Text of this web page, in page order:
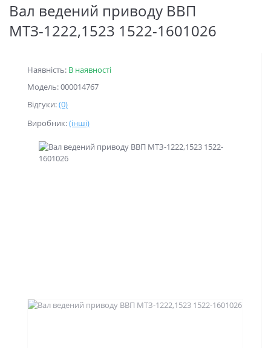
Вал ведений приводу ВВП
МТЗ-1222,1523 1522-1601026
Наявність: В наявності
Модель: 000014767
Відгуки:(0)
Виробник:(інші)